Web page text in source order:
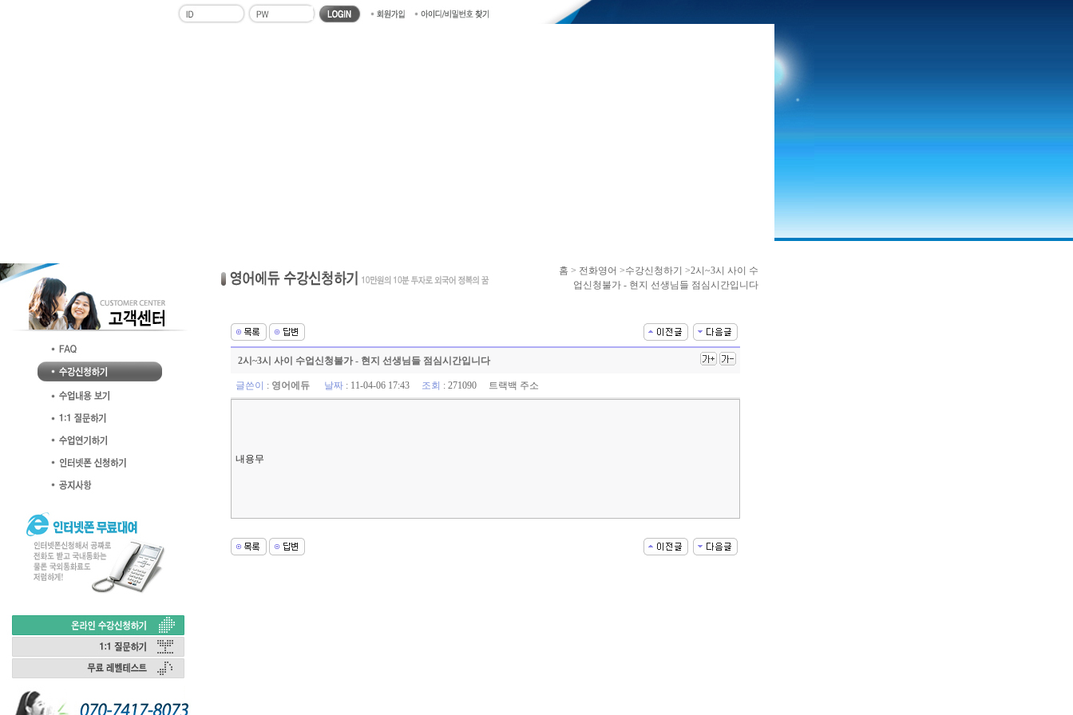
홈 > 전화영어 >수강신청하기 >2시~3시 사이 수
업신청불가 - 현지 선생님들 점심시간입니다
2시~3시 사이 수업신청불가 - 현지 선생님들 점심시간입니다
글쓴이 : 영어에듀 날짜: 11-04-06 17:43 조회 : 271090 트랙백 주소
내용무